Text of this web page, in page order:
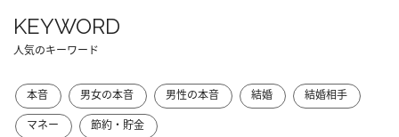
KEYWORD
人気のキーワード
本音 男女の本音 男性の本音 結婚
結婚相手
マネー
節約・貯金